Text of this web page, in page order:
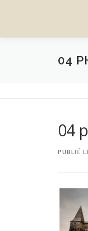
04
04
PUBLIÉ